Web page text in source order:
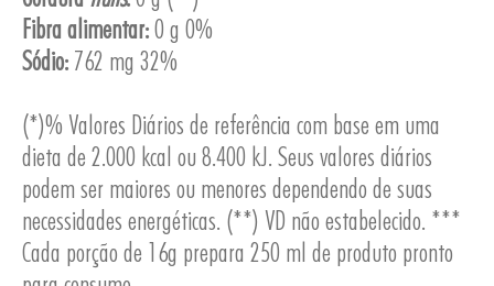
Fibra alimentar:0 g 0%
Sódio: 762 mg 32%
(*)% Valores Diários de referência com base em uma
dieta de 2.000 kcal ou 8.400 kJ. Seus valores diários
podem ser maiores ou menores dependendo de suas
necessidades energéticas. (**) VD não estabelecido. ***
Cada porção de 16g prepara 250 ml de produto pronto